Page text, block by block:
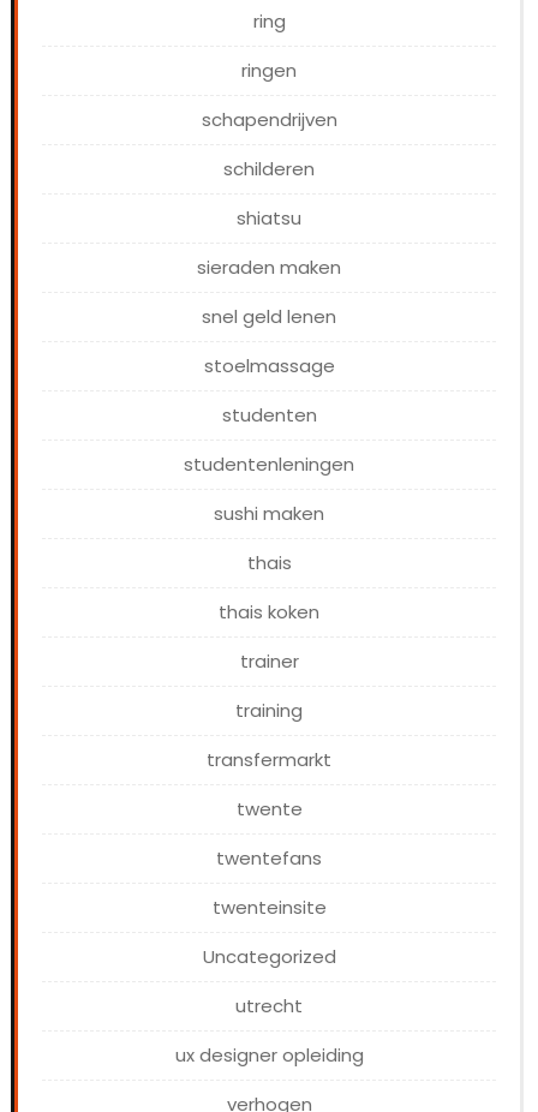
ring
ringen
schapendrijven
schilderen
shiatsu
sieraden maken
snel geld lenen
stoelmassage
studenten
studentenleningen
sushi maken
thais
thais koken
trainer
training
transfermarkt
twente
twentefans
twenteinsite
Uncategorized
utrecht
ux designer opleiding
verhogen